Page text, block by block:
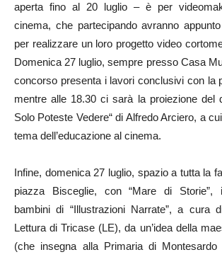
aperta fino al 20 luglio – è per
cinema, che partecipando avranno
per realizzare un loro progetto video
Domenica 27 luglio, sempre presso Casa
concorso presenta i lavori conclusivi con la
mentre alle 18.30 ci sarà la proiezione del
Solo Poteste Vedere“ di Alfredo Arciero, a
tema dell’educazione al cinema.
Infine, domenica 27 luglio, spazio a tutta la
piazza Bisceglie, con “Mare di Storie”,
bambini di “Illustrazioni Narrate”, a cura
Lettura di Tricase (LE), da un’idea della
(che insegna alla Primaria di